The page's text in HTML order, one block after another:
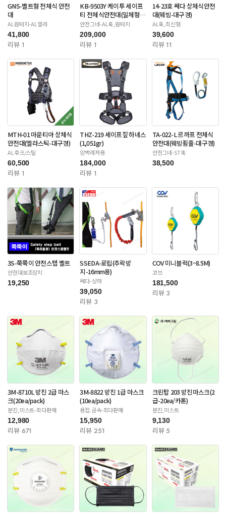
GNS-벨트형 전체식 안전
대
AL원터치-AL엘라
41,800
리뷰 1
KB-9503Y 케이투 세이프
티 전체식안전대(일체형죔
줄-더블대구경)
안전그네-AL훅,원터치
209,000
리뷰 1
14-23호 쎄다 상체식안전
대(웨빙-대구경)
AL훅,최신형
39,600
리뷰 11
MTH-01 마운티아 상체식
안전대(엘라스틱-대구경)
AL후크/스틸
60,500
리뷰 1
THZ-219 세이프짚 하네스
(1,051gr)
암벽레저용
184,000
리뷰 1
TA-022-L 르까프 전체식
안전대(웨빙죔줄-대구경)
안전그네-ST훅
38,500
3S-쭉쭉이 안전스텝 벨트
안전대보조장치
19,250
SSEDA-로립(추락방
지-16mm용)
쎄다-상하
39,050
리뷰 3
COV 미니블럭(3~8.5M)
코브
181,500
리뷰 3
3M-8710L 방진 2급 마스
크(20ea/pack)
분진,미스트-최다판매
12,980
리뷰 671
3M-8822 방진 1급 마스크
(10ea/pack)
용접.금속-최다판매
15,950
리뷰 251
크린탑 203 방진마스크(2
급-20ea/카톤)
분진,미스트
9,130
리뷰 5